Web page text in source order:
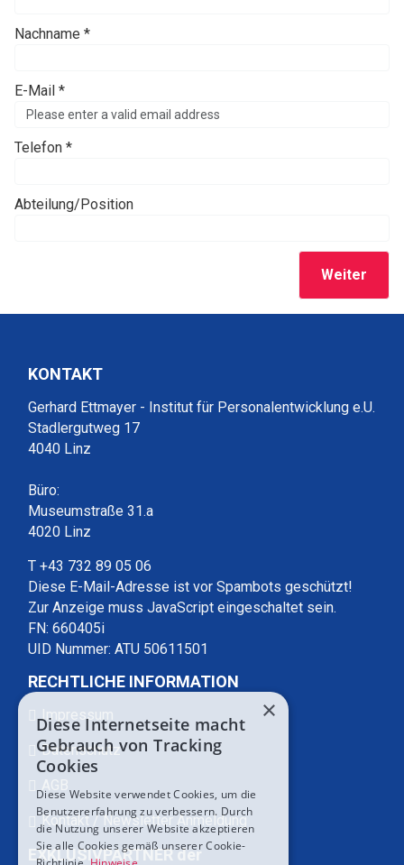
Nachname *
E-Mail *
Telefon *
Abteilung/Position
Weiter
KONTAKT
Gerhard Ettmayer - Institut für Personalentwicklung e.U.
Stadlergutweg 17
4040 Linz
Büro:
Museumstraße 31.a
4020 Linz
T +43 732 89 05 06
Diese E-Mail-Adresse ist vor Spambots geschützt!
Zur Anzeige muss JavaScript eingeschaltet sein.
FN: 660405i
UID Nummer: ATU 50611501
RECHTLICHE INFORMATION
Impressum
Datenschutz
AGB
Kontakt / Newsletter Anmeldung
EXKLUSIVPARTNER der
×
Diese Internetseite macht
Gebrauch von Tracking
Cookies
Diese Website verwendet Cookies, um die
Benutzererfahrung zu verbessern. Durch
die Nutzung unserer Website akzeptieren
Sie alle Cookies gemäß unserer Cookie-